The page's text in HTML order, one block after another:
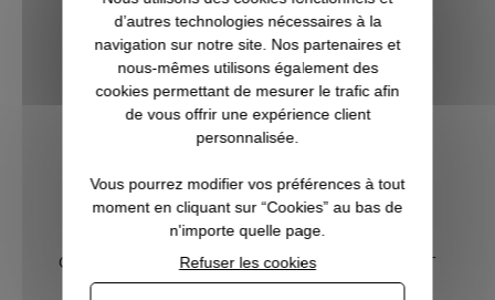
Collier chien Anti-aboiement rechargeable PRO HUNT
d’autres technologies nécessaires à la
navigation sur notre site. Nos partenaires et
nous-mêmes utilisons également des
cookies permettant de mesurer le trafic afin
de vous offrir une expérience client
personnalisée.
Vous pourrez modifier vos préférences à tout
moment en cliquant sur “Cookies” au bas de
n'importe quelle page.
Refuser les cookies